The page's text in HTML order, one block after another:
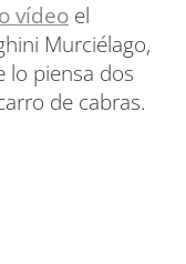
vídeo el
Murciélago,
lo piensa dos
de cabras.